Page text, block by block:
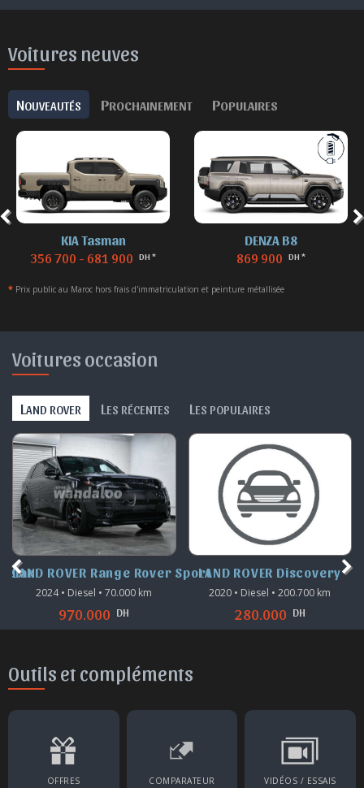
Voitures neuves
NOUVEAUTÉS PROCHAINEMENT POPULAIRES
KIA Tasman
356 700 - 681 900 DH *
DENZA B8
869 900 DH *
* Prix public au Maroc hors frais d'immatriculation et peinture métallisée
Voitures occasion
LAND ROVER L ES RÉCENTES L ES POPULAIRES
SportLAND ROVER Discovery
2020 • Diesel • 200.700 km
280.000 DH
LAND ROVER Range Rover
2019 • Diesel • 159.000 km
265.000 DH
Outils et compléments
OFFRES COMPARATEUR VIDÉOS / ESSAIS